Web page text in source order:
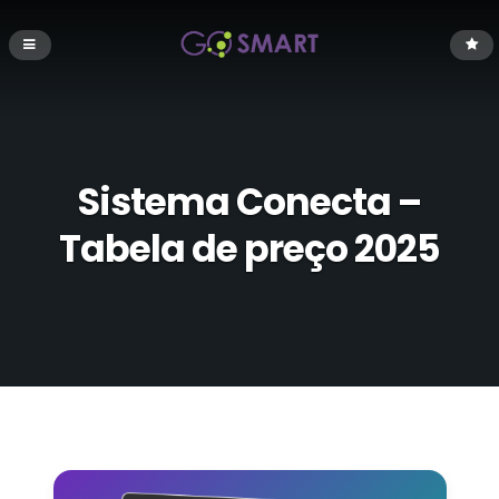
Sistema Conecta –
Tabela de preço 2025